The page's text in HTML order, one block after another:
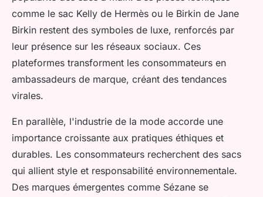
comme le sac Kelly de Hermès ou le Birkin de Jane
Birkin restent des symboles de luxe, renforcés par
leur présence sur les réseaux sociaux. Ces
plateformes transforment les consommateurs en
ambassadeurs de marque, créant des tendances
virales.
En parallèle, l'industrie de la mode accorde une
importance croissante aux pratiques éthiques et
durables. Les consommateurs recherchent des sacs
qui allient style et responsabilité environnementale.
Des marques émergentes comme Sézane se